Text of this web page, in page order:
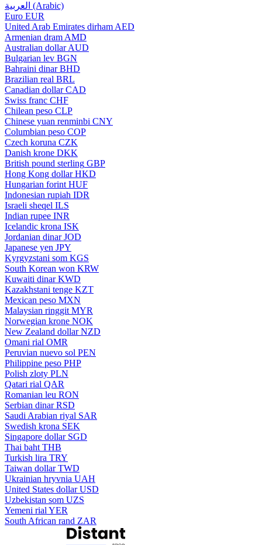
العربية (Arabic)
Euro EUR
United Arab Emirates dirham AED
Armenian dram AMD
Australian dollar AUD
Bulgarian lev BGN
Bahraini dinar BHD
Brazilian real BRL
Canadian dollar CAD
Swiss franc CHF
Chilean peso CLP
Chinese yuan renminbi CNY
Columbian peso COP
Czech koruna CZK
Danish krone DKK
British pound sterling GBP
Hong Kong dollar HKD
Hungarian forint HUF
Indonesian rupiah IDR
Israeli sheqel ILS
Indian rupee INR
Icelandic krona ISK
Jordanian dinar JOD
Japanese yen JPY
Kyrgyzstani som KGS
South Korean won KRW
Kuwaiti dinar KWD
Kazakhstani tenge KZT
Mexican peso MXN
Malaysian ringgit MYR
Norwegian krone NOK
New Zealand dollar NZD
Omani rial OMR
Peruvian nuevo sol PEN
Philippine peso PHP
Polish zloty PLN
Qatari rial QAR
Romanian leu RON
Serbian dinar RSD
Saudi Arabian riyal SAR
Swedish krona SEK
Singapore dollar SGD
Thai baht THB
Turkish lira TRY
Taiwan dollar TWD
Ukrainian hryvnia UAH
United States dollar USD
Uzbekistan som UZS
Yemeni rial YER
South African rand ZAR